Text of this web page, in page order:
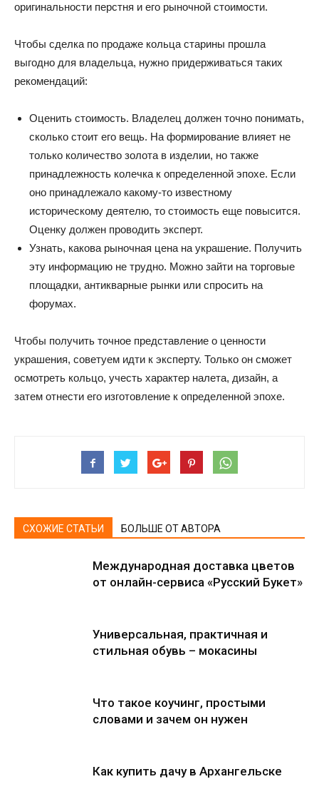
оригинальности перстня и его рыночной стоимости.
Чтобы сделка по продаже кольца старины прошла
выгодно для владельца, нужно придерживаться таких
рекомендаций:
Оценить стоимость. Владелец должен точно понимать,
сколько стоит его вещь. На формирование влияет не
только количество золота в изделии, но также
принадлежность колечка к определенной эпохе. Если
оно принадлежало какому-то известному
историческому деятелю, то стоимость еще повысится.
Оценку должен проводить эксперт.
Узнать, какова рыночная цена на украшение. Получить
эту информацию не трудно. Можно зайти на торговые
площадки, антикварные рынки или спросить на
форумах.
Чтобы получить точное представление о ценности
украшения, советуем идти к эксперту. Только он сможет
осмотреть кольцо, учесть характер налета, дизайн, а
затем отнести его изготовление к определенной эпохе.
СХОЖИЕ СТАТЬИ БОЛЬШЕ ОТ АВТОРА
Международная доставка цветов
от онлайн-сервиса «Русский Букет»
Универсальная, практичная и
стильная обувь – мокасины
Что такое коучинг, простыми
словами и зачем он нужен
Как купить дачу в Архангельске